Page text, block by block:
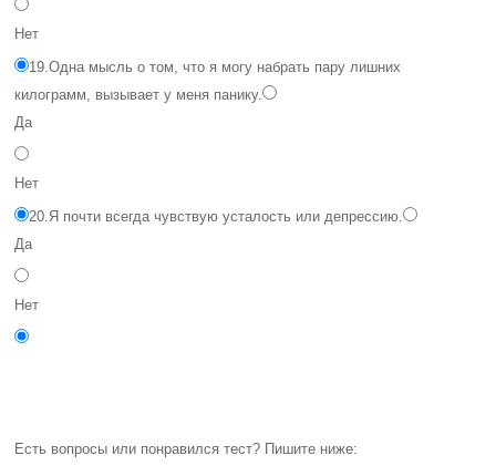
Нет
19.Одна мысль о том, что я могу набрать пару лишних
килограмм, вызывает у меня панику.
Да
Нет
20.Я почти всегда чувствую усталость или депрессию.
Да
Нет
Есть вопросы или понравился тест? Пишите ниже: